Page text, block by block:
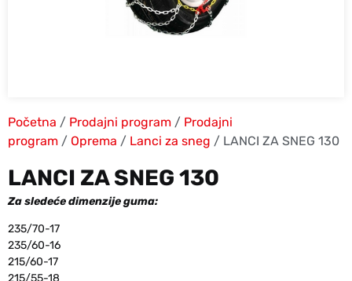
Početna / Prodajni program / Prodajni
program / Oprema / Lanci za sneg / LANCI ZA SNEG 130
LANCI ZA SNEG 130
Za sledeće dimenzije guma:
235/70-17
235/60-16
215/60-17
215/55-18